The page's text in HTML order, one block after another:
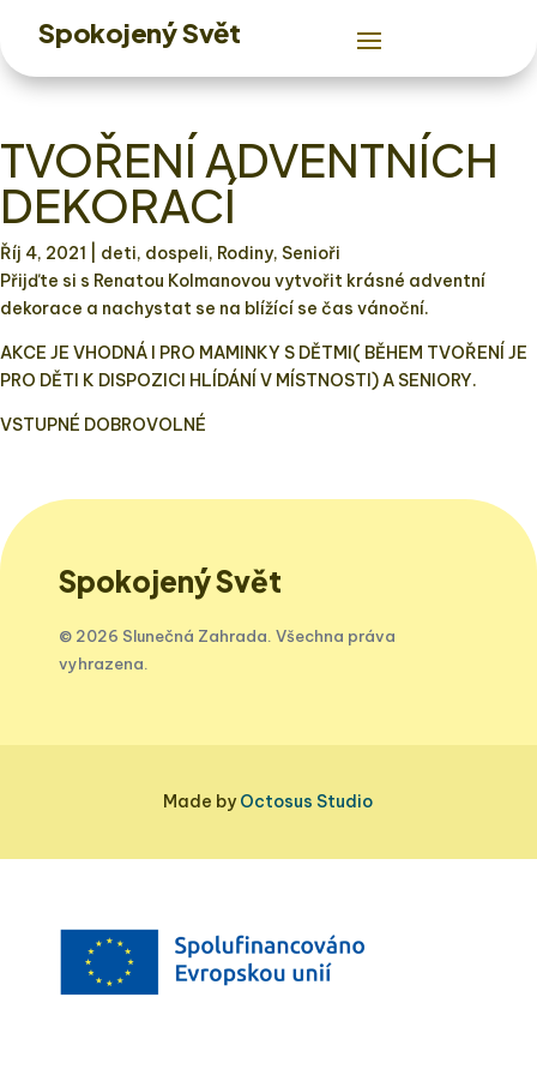
Spokojený Svět
TVOŘENÍ ADVENTNÍCH
DEKORACÍ
Říj 4, 2021 | deti, dospeli, Rodiny, Senioři
Přijďte si s Renatou Kolmanovou vytvořit krásné adventní
dekorace a nachystat se na blížící se čas vánoční.
AKCE JE VHODNÁ I PRO MAMINKY S DĚTMI( BĚHEM TVOŘENÍ JE
PRO DĚTI K DISPOZICI HLÍDÁNÍ V MÍSTNOSTI) A SENIORY.
VSTUPNÉ ​DOBROVOLNÉ
Spokojený Svět
© 2026 Slunečná Zahrada. Všechna práva
vyhrazena.
Made by Octosus Studio